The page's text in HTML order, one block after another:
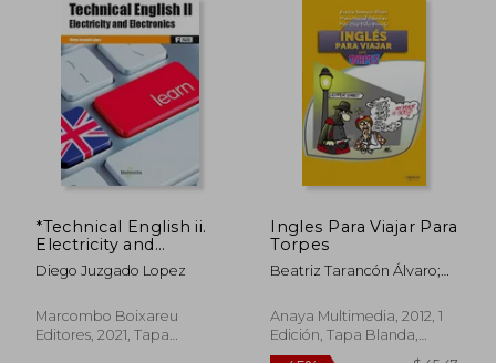
15%
dcto. $ 44.99
45%
dcto.
*Technical English ii.
Electricity and
Electronics
Diego Juzgado Lopez
Marcombo Boixareu
Editores, 2021, Tapa
Ingles Para Viajar Para
Torpes
Beatriz Tarancón Álvaro;
María Pascual Cabrerizo
Anaya Multimedia, 2012, 1
Edición, Tapa Blanda,
Nuevo